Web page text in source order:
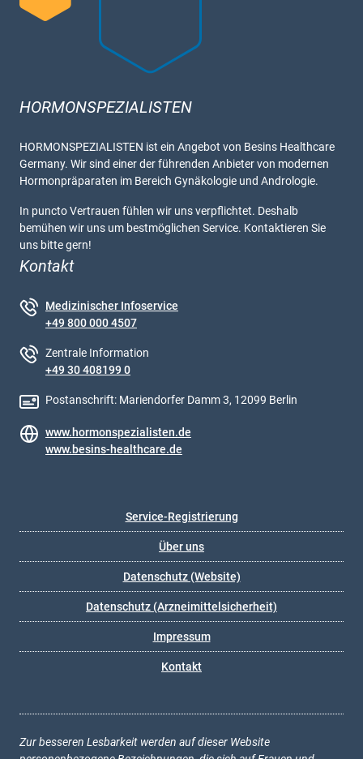
HORMONSPEZIALISTEN
HORMONSPEZIALISTEN ist ein Angebot von Besins Healthcare
Germany. Wir sind einer der führenden Anbieter von modernen
Hormonpräparaten im Bereich Gynäkologie und Andrologie.
In puncto Vertrauen fühlen wir uns verpflichtet. Deshalb
bemühen wir uns um bestmöglichen Service. Kontaktieren Sie
uns bitte gern!
Kontakt
Medizinischer Infoservice
+49 800 000 4507
Zentrale Information
+49 30 408199 0
Postanschrift: Mariendorfer Damm 3, 12099 Berlin
www.hormonspezialisten.de
www.besins-healthcare.de
Service-Registrierung
Über uns
Datenschutz (Website)
Datenschutz (Arzneimittelsicherheit)
Impressum
Kontakt
Zur besseren Lesbarkeit werden auf dieser Website